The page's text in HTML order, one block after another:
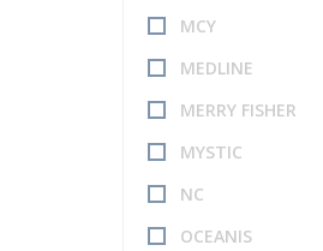
MCY
MEDLINE
MERRY FISHER
MYSTIC
NC
OCEANIS